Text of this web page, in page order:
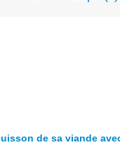
de sa viande